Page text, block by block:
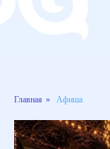
Главная » Афиша